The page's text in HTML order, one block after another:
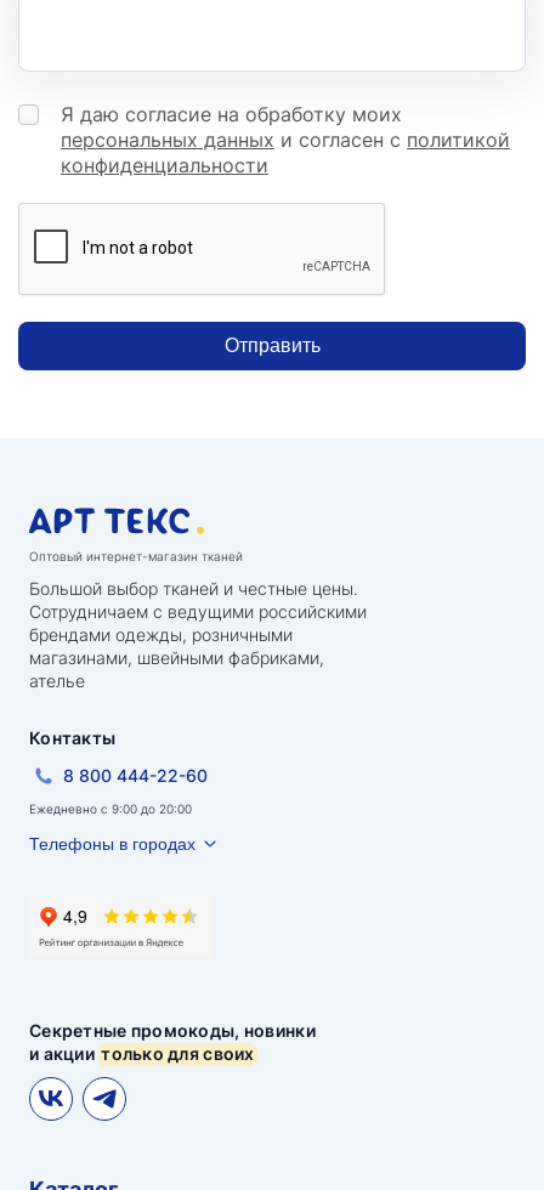
Я даю согласие на обработку моих
персональных данных и согласен с политикой
конфиденциальности
Отправить
Оптовый интернет-магазин тканей
Большой выбор тканей и честные цены.
Сотрудничаем с ведущими российскими
брендами одежды, розничными
магазинами, швейными фабриками,
ателье
Секретные промокоды, новинки
и акциитолько для своих
Контакты
8 800 444-22-60
Ежедневно с 9:00 до 20:00
Телефоны в городах